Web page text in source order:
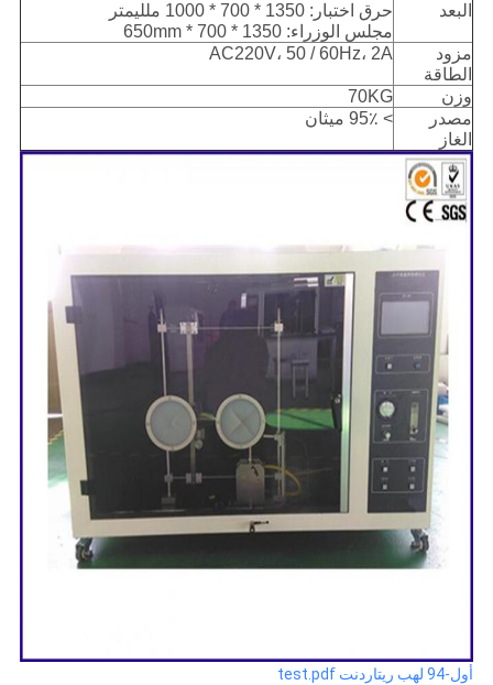
البعد
حرق اختبار: 1350 * 700 * 1000 ملليمتر
مجلس الوزراء: 1350 * 700 * 650mm
مزود
الطاقة
AC220V، 50 / 60Hz، 2A
وزن
70KG
مصدر
الغاز
> 95٪ ميثان
أول-94 لهب ريتاردنت test.pdf